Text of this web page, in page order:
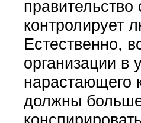
правительство
контролирует
Естественно,
организации в
нарастающего
должны